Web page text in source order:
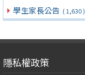
學生家長公告 ( 1,630 )
隱私權政策